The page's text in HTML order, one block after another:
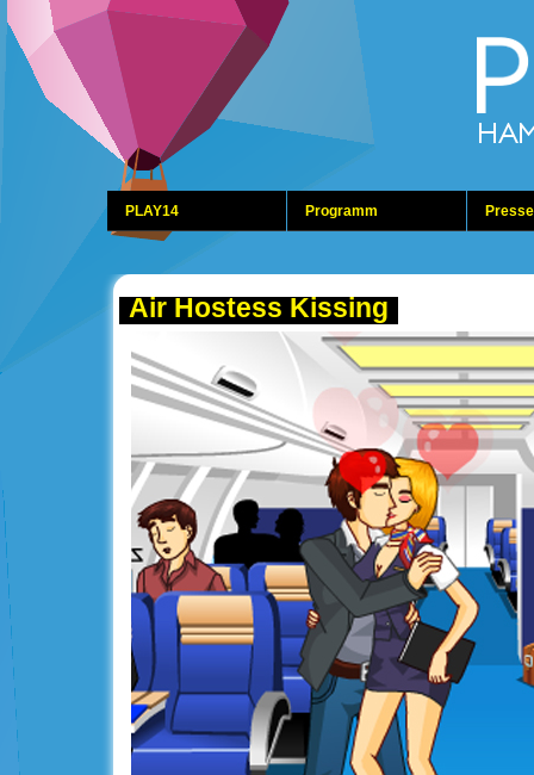
PLAY14 Programm Presse
Air Hostess Kissing